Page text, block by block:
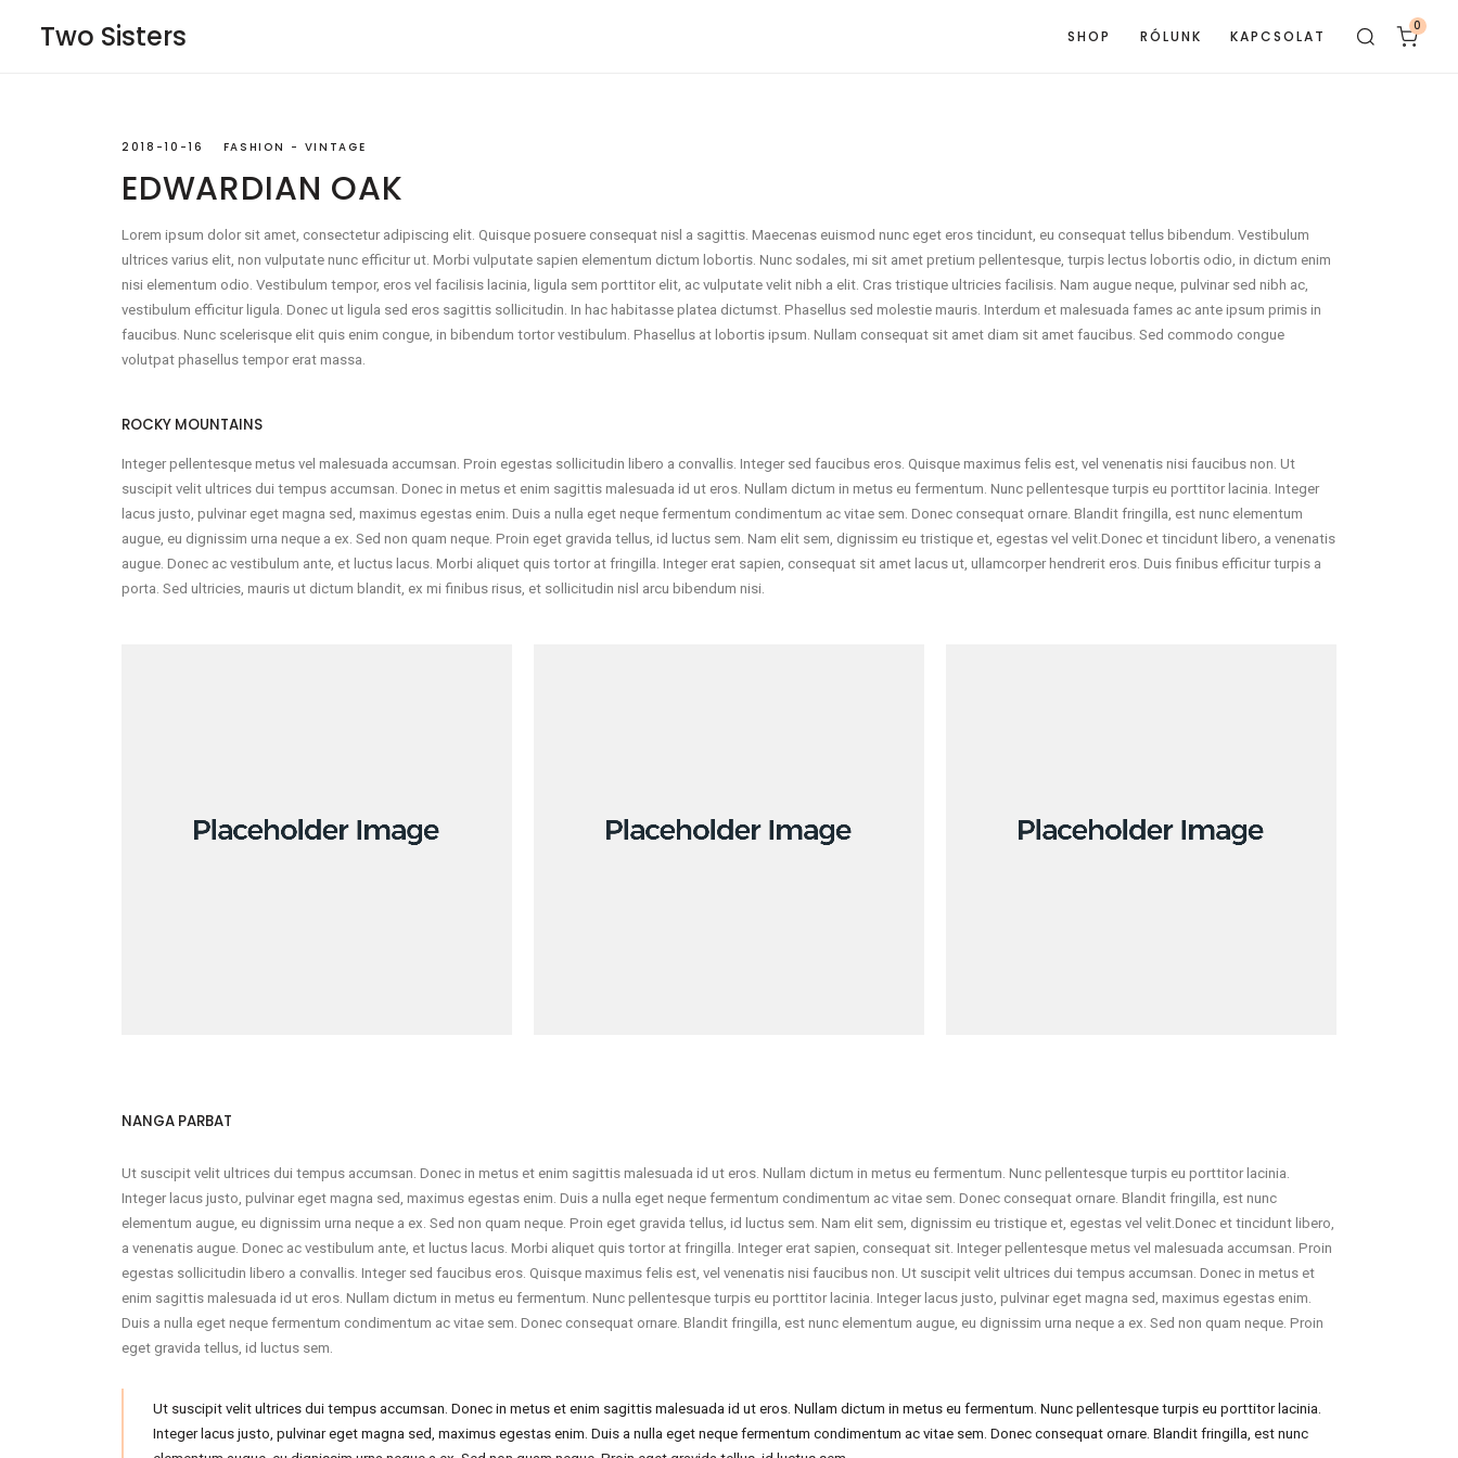
Two Sisters SHOP RÓLUNK KAPCSOLAT
0
2018-10-16 FASHION VINTAGE
EDWARDIAN OAK
Lorem ipsum dolor sit amet, consectetur adipiscing elit. Quisque posuere consequat nisl a sagittis. Maecenas euismod nunc eget eros tincidunt, eu consequat tellus bibendum. Vestibulum
ultrices varius elit, non vulputate nunc efficitur ut. Morbi vulputate sapien elementum dictum lobortis. Nunc sodales, mi sit amet pretium pellentesque, turpis lectus lobortis odio, in dictum enim
nisi elementum odio. Vestibulum tempor, eros vel facilisis lacinia, ligula sem porttitor elit, ac vulputate velit nibh a elit. Cras tristique ultricies facilisis. Nam augue neque, pulvinar sed nibh ac,
vestibulum efficitur ligula. Donec ut ligula sed eros sagittis sollicitudin. In hac habitasse platea dictumst. Phasellus sed molestie mauris. Interdum et malesuada fames ac ante ipsum primis in
faucibus. Nunc scelerisque elit quis enim congue, in bibendum tortor vestibulum. Phasellus at lobortis ipsum. Nullam consequat sit amet diam sit amet faucibus. Sed commodo congue
volutpat phasellus tempor erat massa.
ROCKY MOUNTAINS
Integer pellentesque metus vel malesuada accumsan. Proin egestas sollicitudin libero a convallis. Integer sed faucibus eros. Quisque maximus felis est, vel venenatis nisi faucibus non. Ut
suscipit velit ultrices dui tempus accumsan. Donec in metus et enim sagittis malesuada id ut eros. Nullam dictum in metus eu fermentum. Nunc pellentesque turpis eu porttitor lacinia. Integer
lacus justo, pulvinar eget magna sed, maximus egestas enim. Duis a nulla eget neque fermentum condimentum ac vitae sem. Donec consequat ornare. Blandit fringilla, est nunc elementum
augue, eu dignissim urna neque a ex. Sed non quam neque. Proin eget gravida tellus, id luctus sem. Nam elit sem, dignissim eu tristique et, egestas vel velit.Donec et tincidunt libero, a venenatis
augue. Donec ac vestibulum ante, et luctus lacus. Morbi aliquet quis tortor at fringilla. Integer erat sapien, consequat sit amet lacus ut, ullamcorper hendrerit eros. Duis finibus efficitur turpis a
porta. Sed ultricies, mauris ut dictum blandit, ex mi finibus risus, et sollicitudin nisl arcu bibendum nisi.
NANGA PARBAT
Ut suscipit velit ultrices dui tempus accumsan. Donec in metus et enim sagittis malesuada id ut eros. Nullam dictum in metus eu fermentum. Nunc pellentesque turpis eu porttitor lacinia.
Integer lacus justo, pulvinar eget magna sed, maximus egestas enim. Duis a nulla eget neque fermentum condimentum ac vitae sem. Donec consequat ornare. Blandit fringilla, est nunc
elementum augue, eu dignissim urna neque a ex. Sed non quam neque. Proin eget gravida tellus, id luctus sem. Nam elit sem, dignissim eu tristique et, egestas vel velit.Donec et tincidunt libero,
a venenatis augue. Donec ac vestibulum ante, et luctus lacus. Morbi aliquet quis tortor at fringilla. Integer erat sapien, consequat sit. Integer pellentesque metus vel malesuada accumsan. Proin
egestas sollicitudin libero a convallis. Integer sed faucibus eros. Quisque maximus felis est, vel venenatis nisi faucibus non. Ut suscipit velit ultrices dui tempus accumsan. Donec in metus et
enim sagittis malesuada id ut eros. Nullam dictum in metus eu fermentum. Nunc pellentesque turpis eu porttitor lacinia. Integer lacus justo, pulvinar eget magna sed, maximus egestas enim.
Duis a nulla eget neque fermentum condimentum ac vitae sem. Donec consequat ornare. Blandit fringilla, est nunc elementum augue, eu dignissim urna neque a ex. Sed non quam neque. Proin
eget gravida tellus, id luctus sem.
Ut suscipit velit ultrices dui tempus accumsan. Donec in metus et enim sagittis malesuada id ut eros. Nullam dictum in metus eu fermentum. Nunc pellentesque turpis eu porttitor lacinia.
Integer lacus justo, pulvinar eget magna sed, maximus egestas enim. Duis a nulla eget neque fermentum condimentum ac vitae sem. Donec consequat ornare. Blandit fringilla, est nunc